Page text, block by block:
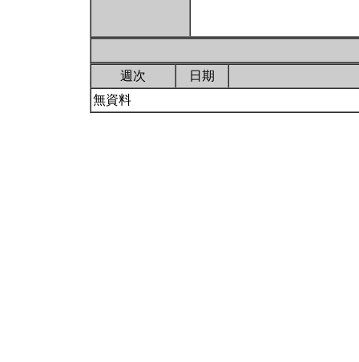
週次
日期
無資料